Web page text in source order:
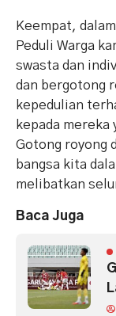
Keempat,
Peduli Warga
swasta dan
dan bergotong
kepedulian
kepada
Gotong royong
bangsa kita
melibatkan
Baca Juga